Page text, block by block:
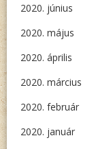
2020. június
2020. május
2020. április
2020. március
2020. február
2020. január